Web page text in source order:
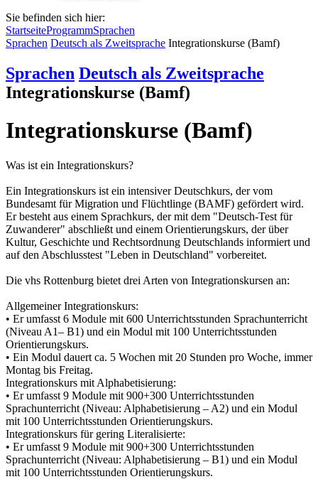
Sie befinden sich hier:
StartseiteProgrammSprachen
Sprachen Deutsch als Zweitsprache Integrationskurse (Bamf)
Sprachen Deutsch als Zweitsprache
Integrationskurse (Bamf)
Integrationskurse (Bamf)
Was ist ein Integrationskurs?
Ein Integrationskurs ist ein intensiver Deutschkurs, der vom
Bundesamt für Migration und Flüchtlinge (BAMF) gefördert wird.
Er besteht aus einem Sprachkurs, der mit dem "Deutsch-Test für
Zuwanderer" abschließt und einem Orientierungskurs, der über
Kultur, Geschichte und Rechtsordnung Deutschlands informiert und
auf den Abschlusstest "Leben in Deutschland" vorbereitet.
Die vhs Rottenburg bietet drei Arten von Integrationskursen an:
Allgemeiner Integrationskurs:
• Er umfasst 6 Module mit 600 Unterrichtsstunden Sprachunterricht
(Niveau A1– B1) und ein Modul mit 100 Unterrichtsstunden
Orientierungskurs.
• Ein Modul dauert ca. 5 Wochen mit 20 Stunden pro Woche, immer
Montag bis Freitag.
Integrationskurs mit Alphabetisierung:
• Er umfasst 9 Module mit 900+300 Unterrichtsstunden
Sprachunterricht (Niveau: Alphabetisierung – A2) und ein Modul
mit 100 Unterrichtsstunden Orientierungskurs.
Integrationskurs für gering Literalisierte:
• Er umfasst 9 Module mit 900+300 Unterrichtsstunden
Sprachunterricht (Niveau: Alphabetisierung – B1) und ein Modul
mit 100 Unterrichtsstunden Orientierungskurs.